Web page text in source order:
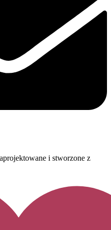
i stworzone z